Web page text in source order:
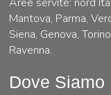
Mantova, Parma,
Siena, Genova,
Ravenna.
Dove Siamo